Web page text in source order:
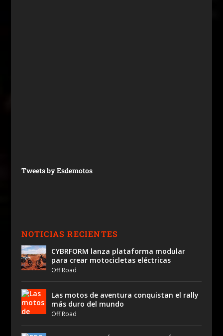
Tweets by Esdemotos
NOTICIAS RECIENTES
CYBRFORM lanza plataforma modular
para crear motocicletas eléctricas
Off Road
Las motos de aventura conquistan el rally
más duro del mundo
Off Road